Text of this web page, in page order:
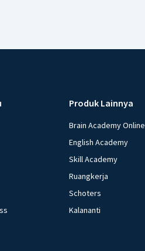
Produk Lainnya
Brain Academy Online
English Academy
Skill Academy
Ruangkerja
Schoters
Kalananti